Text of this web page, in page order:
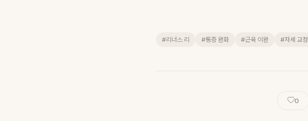
#리너스 리 #통증 완화 #근육 이완 #자세 교정
0